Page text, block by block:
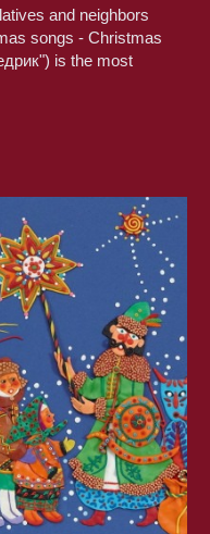
and neighbors
songs - Christmas
is the most